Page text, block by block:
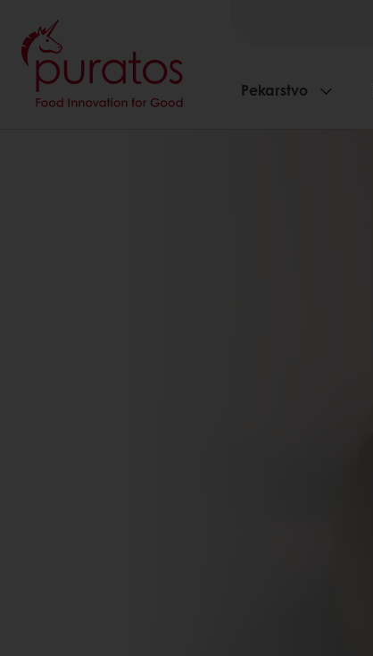
Pekarstvo